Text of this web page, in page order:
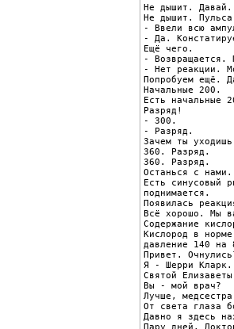
Не дышит. Давай.
Не дышит.
- Ввели всю
- Да.
Ещё чего.
- Возвращается.
- Нет реакции.
Попробуем ещё.
Начальные 200.
Есть начальные
Разряд!
- 300.
- Разряд.
Зачем ты
360. Разряд.
360. Разряд.
Останься с нами.
Есть синусовый
поднимается.
Появилась
Всё хорошо. Мы
Содержание
Кислород в
давление 140 на
Привет.
Я - Шерри Кларк.
Святой
Вы - мой врач?
Лучше,
От света глаза
Давно я здесь
Пару дней.